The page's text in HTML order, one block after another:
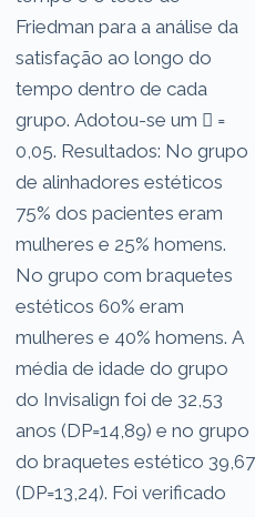
Friedman para a análise da
satisfação ao longo do
tempo dentro de cada
grupo. Adotou-se um  =
0,05. Resultados: No grupo
de alinhadores estéticos
75% dos pacientes eram
mulheres e 25% homens.
No grupo com braquetes
estéticos 60% eram
mulheres e 40% homens. A
média de idade do grupo
do Invisalign foi de 32,53
anos (DP=14,89) e no grupo
do braquetes estético 39,67
(DP=13,24). Foi verificado